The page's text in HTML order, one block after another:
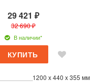
29 421 ₽
32 690 ₽
В наличии*
1200 x 440 x 355 мм